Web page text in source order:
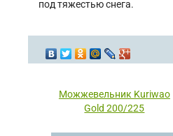
под тяжестью снега.
Можжевельник Kuriwao
Gold 200/225